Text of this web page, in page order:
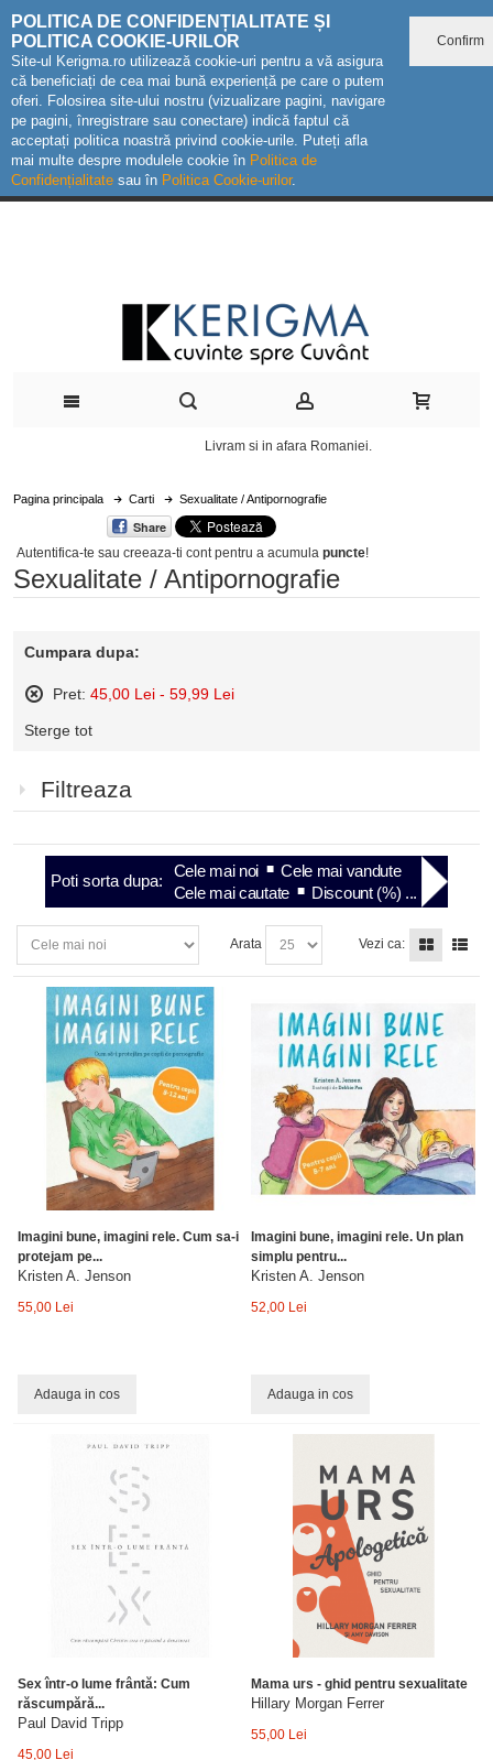
POLITICA DE CONFIDENȚIALITATE ȘI
POLITICA COOKIE-URILOR
Site-ul Kerigma.ro utilizează cookie-uri pentru a vă asigura
că beneficiați de cea mai bună experiență pe care o putem
oferi. Folosirea site-ului nostru (vizualizare pagini, navigare
pe pagini, înregistrare sau conectare) indică faptul că
acceptați politica noastră privind cookie-urile. Puteți afla
mai multe despre modulele cookie în Politica de
Confidențialitate sau în Politica Cookie-urilor.
Confirm
Livram si in afara Romaniei.
Pagina principala Carti Sexualitate / Antipornografie
Share
Autentifica-te sau creeaza-ti contpentru a acumula puncte!
Sexualitate / Antipornografie
Cumpara dupa:
Pret: 45,00 Lei - 59,99 Lei
acest
Sterge tot
Filtreaza
Poti sorta dupa:
Cele mai noi
Cele mai vandute
Cele mai cautate
Discount (%) ...
Arata Vezi ca:
Imagini bune, imagini rele. Cum sa-i
protejam pe...
Kristen A. Jenson
55,00 Lei
Adauga in cos
Imagini bune, imagini rele. Un plan
simplu pentru...
Kristen A. Jenson
52,00 Lei
Adauga in cos
Sex într-o lume frântă: Cum
răscumpără...
Paul David Tripp
45,00 Lei
Mama urs - ghid pentru sexualitate
Hillary Morgan Ferrer
55,00 Lei